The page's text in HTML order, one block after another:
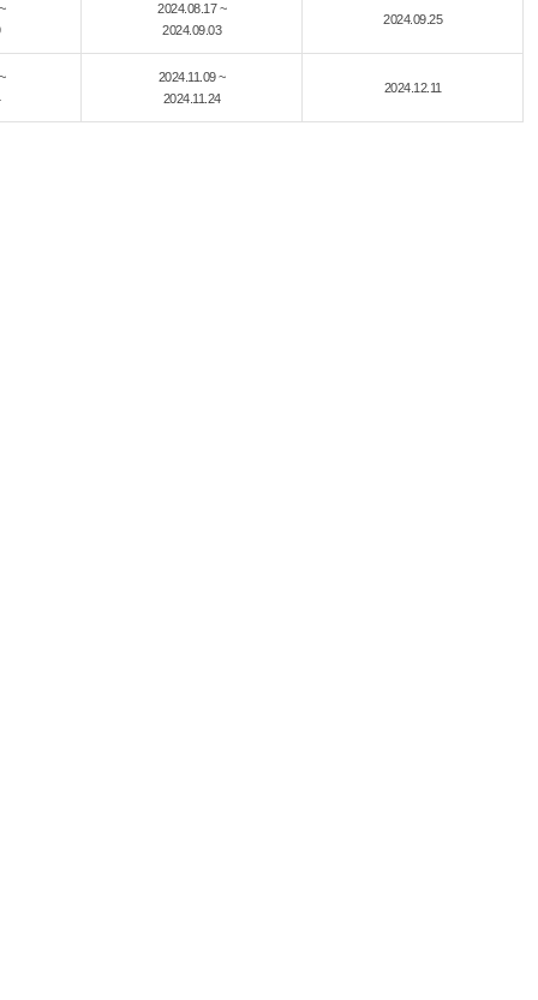
2024.08.17 ~
2024.09.03
2024.09.25
2024.11.09 ~
2024.11.24
2024.12.11